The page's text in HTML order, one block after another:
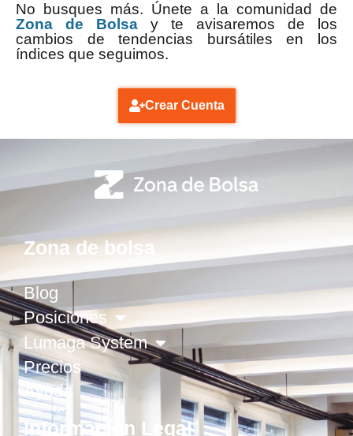
No busques más. Únete a la comunidad de
Zona de Bolsa y te avisaremos de los
cambios de tendencias bursátiles en los
índices que seguimos.
Crear Cuenta
Zona de bolsa
Blog
Posiciones
Lumaga System
Precios
Ayuda
Información Legal